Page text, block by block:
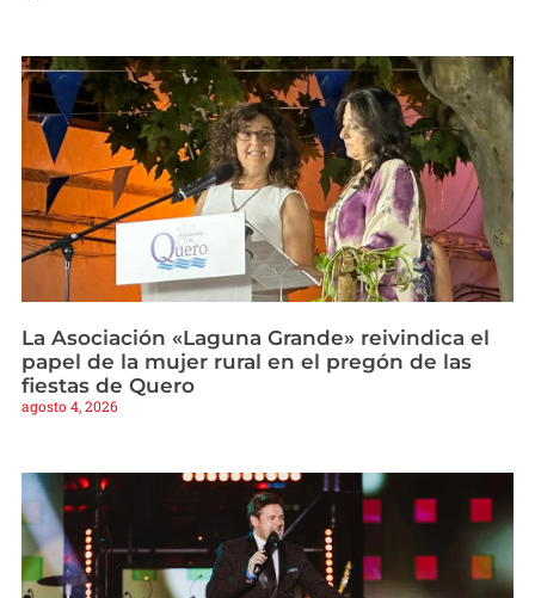
La Asociación «Laguna Grande» reivindica el
papel de la mujer rural en el pregón de las
fiestas de Quero
agosto 4, 2026